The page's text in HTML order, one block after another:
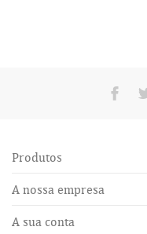
Produtos
A nossa empresa
A sua conta